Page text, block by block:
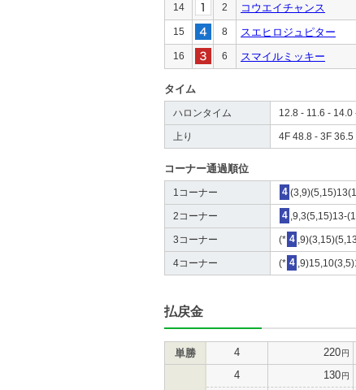
14 2 コウエイチャンス
15 8 スエヒロジュピター
16 6 スマイルミッキー
タイム
ハロンタイム 12.8 - 11.6 -
上り 4F 48.8 - 3F 36.5
コーナー通過順位
1コーナー 4
2コーナー 4 ,9,3(5,15)13-
3コーナー (* 4
4コーナー (* 4
払戻金
単勝 4 220円
4 130円